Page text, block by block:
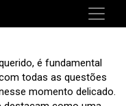
é fundamental
todas as questões
momento delicado.